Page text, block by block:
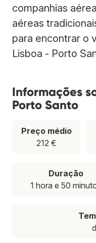
companhias
aéreas
para encontrar o
Lisboa - Porto
Informações
Porto Santo
Preço médio
212 €
Duração
1 hora e 50